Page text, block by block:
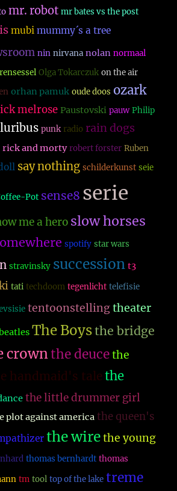
mr. robot mr bates vs the post
mubi mummy´s a tree
nin nirvana nolan normaal
Olga Tokarczuk on the air
orhan pamuk oude doos ozark
melrose Paustovski pauw Philip
punk radio rain dogs
rick and morty robert forster Ruben
say nothing schilderkunst seie
Pot sense8 serie
me a hero slow horses
spotify star wars
stravinsky succession t3
tati techdoom tegenlicht telefisie
tentoonstelling theater
The Boysthe bridge
crownthe deuce the
handmaid's tale the
the little drummer girl
plot against america the queen's
the wire the young
thomas bernhardt thomas
tm tool top of the lake treme